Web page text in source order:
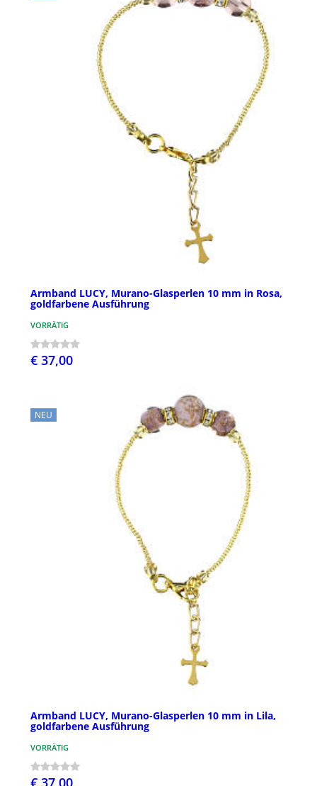
Armband LUCY, Murano-Glasperlen 10 mm in Rosa,
goldfarbene Ausführung
VORRÄTIG
€ 37,00
NEU
Armband LUCY, Murano-Glasperlen 10 mm in Lila,
goldfarbene Ausführung
VORRÄTIG
€ 37,00